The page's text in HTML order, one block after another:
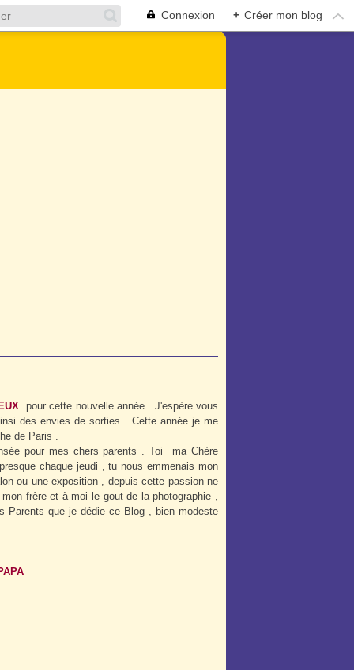
Connexion + Créer mon blog
pour cette nouvelle année . J'espère vous
des envies de sorties . Cette année je me
de Paris .
pour mes chers parents . Toi ma Chère
chaque jeudi , tu nous emmenais mon
ou une exposition , depuis cette passion ne
frère et à moi le gout de la photographie ,
Parents que je dédie ce Blog , bien modeste